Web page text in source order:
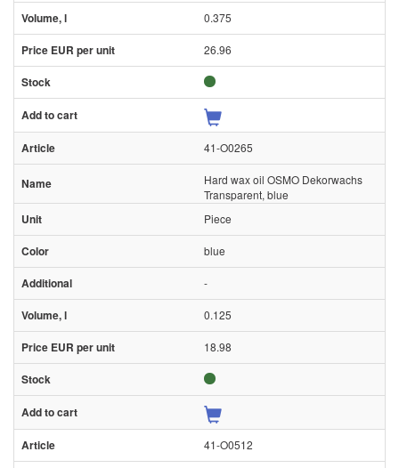
0.375
26.96
41-O0265
Hard wax oil OSMO Dekorwachs
Transparent, blue
Piece
blue
-
0.125
18.98
41-O0512